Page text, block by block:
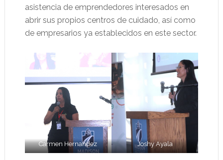
asistencia de emprendedores interesados en
abrir sus propios centros de cuidado, así como
de empresarios ya establecidos en este sector.
Carmen Hernandez Joshy Ayala